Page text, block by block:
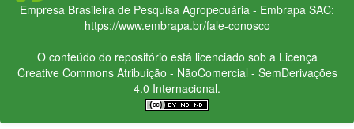
Empresa Brasileira de Pesquisa Agropecuária - Embrapa SAC:
https://www.embrapa.br/fale-conosco
O conteúdo do repositório está licenciado sob a Licença
Creative CommonsAtribuição - NãoComercial - SemDerivações
4.0 Internacional.